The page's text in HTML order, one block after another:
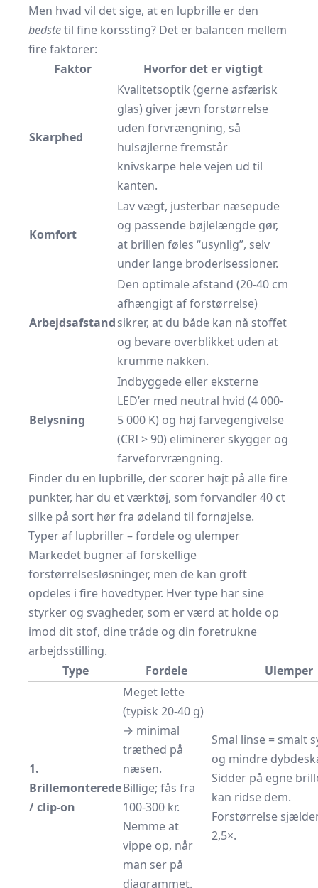
Men hvad vil det sige, at en lupbrille er den
bedstetil fine korssting? Det er balancen mellem
fire faktorer:
Faktor
Hvorfor det er vigtigt
Skarphed
Kvalitetsoptik (gerne asfærisk
glas) giver jævn forstørrelse
uden forvrængning, så
hulsøjlerne fremstår
knivskarpe hele vejen ud til
kanten.
Komfort
Lav vægt, justerbar næsepude
og passende bøjlelængde gør,
at brillen føles “usynlig”, selv
under lange broderisessioner.
Arbejdsafstand
Den optimale afstand (20-40 cm
afhængigt af forstørrelse)
sikrer, at du både kan nå stoffet
og bevare overblikket uden at
krumme nakken.
Belysning
Indbyggede eller eksterne
LED’er med neutral hvid (4 000-
5 000 K) og høj farvegengivelse
(CRI > 90) eliminerer skygger og
farveforvrængning.
Finder du en lupbrille, der scorer højt på alle fire
punkter, har du et værktøj, som forvandler 40 ct
silke på sort hør fra ødeland til fornøjelse.
Typer af lupbriller – fordele og ulemper
Markedet bugner af forskellige
forstørrelsesløsninger, men de kan groft
opdeles i fire hovedtyper. Hver type har sine
styrker og svagheder, som er værd at holde op
imod dit stof, dine tråde og din foretrukne
arbejdsstilling.
Type
Fordele Ulemper
1.
Brillemonterede
/ clip-on
Meget lette
(typisk 20-40 g)
→ minimal
træthed på
næsen.
Billige; fås fra
100-300 kr.
Nemme at
vippe op, når
man ser på
diagrammet.
Smal linse = smalt
og mindre
Sidder på egne
kan ridse dem.
Forstørrelse
2,5×.